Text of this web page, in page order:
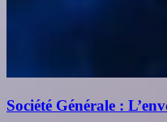
Société Générale :